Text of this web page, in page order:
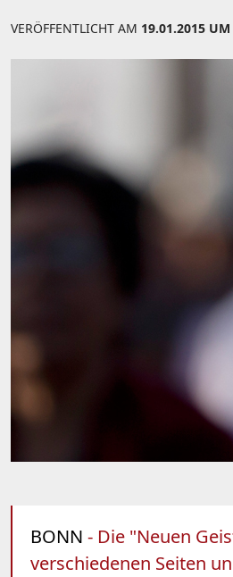
VERÖFFENTLICHT AM 19.01.2015
BONN - Die "Neuen
verschiedenen Seiten